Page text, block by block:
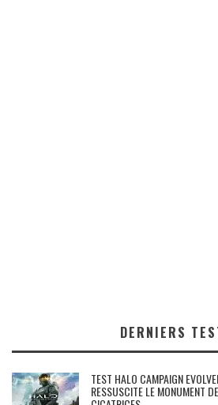
DERNIERS
TEST HALO CAMPAIGN
RESSUSCITE LE MONUMENT